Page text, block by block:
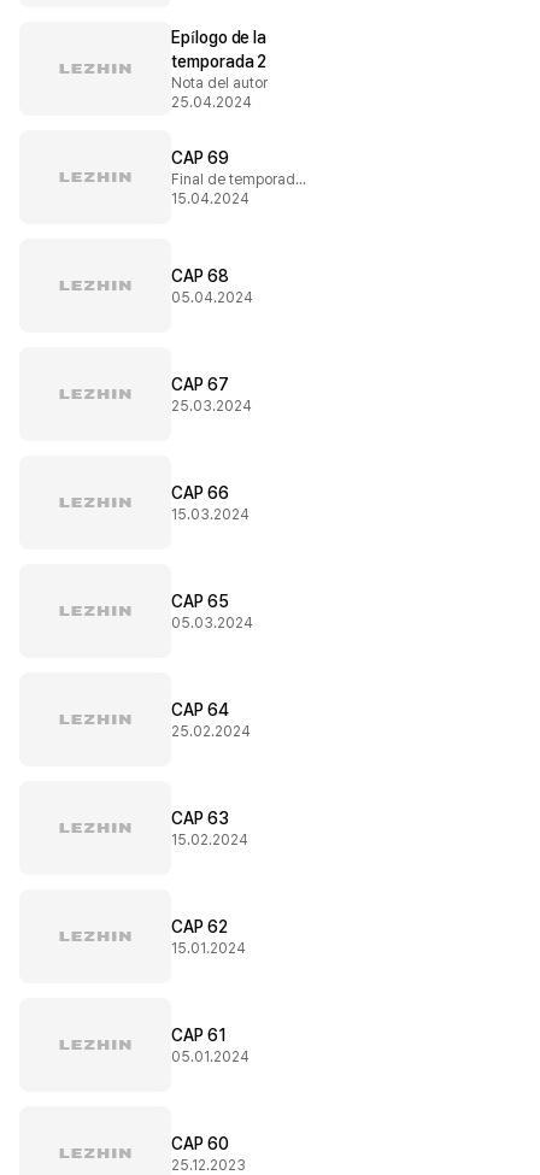
Epílogo de la
temporada 2
Nota del autor
25.04.2024
CAP 69
Final de temporada 2
15.04.2024
CAP 68
05.04.2024
CAP 67
25.03.2024
CAP 66
15.03.2024
CAP 65
05.03.2024
CAP 64
25.02.2024
CAP 63
15.02.2024
CAP 62
15.01.2024
CAP 61
05.01.2024
CAP 60
25.12.2023